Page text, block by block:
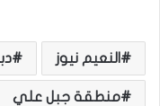
النعيم نيوز
منطقة جبل علي